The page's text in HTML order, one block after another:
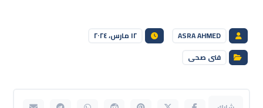
ASRA AHMED
١٢ مارس، ٢٠٢٤
فنى صحى